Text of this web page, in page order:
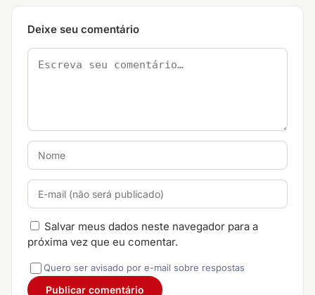
Deixe seu comentário
Salvar meus dados neste navegador para a
próxima vez que eu comentar.
Quero ser avisado por e-mail sobre respostas